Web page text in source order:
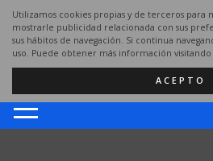
Utilizamos cookies propias y de terceros para
mostrarle publicidad relacionada con sus
sus hábitos de navegación. Si continua
uso. Puede obtener más información
ACEPTO
Saltar
contenido